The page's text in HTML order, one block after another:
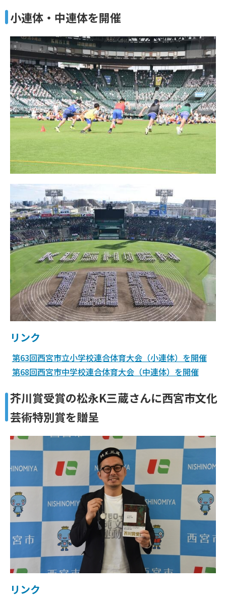
小連体・中連体を開催
リンク
第63回西宮市立小学校連合体育大会（小連体）を開催
第68回西宮市中学校連合体育大会（中連体）を開催
芥川賞受賞の松永K三蔵さんに西宮市文化
芸術特別賞を贈呈
リンク